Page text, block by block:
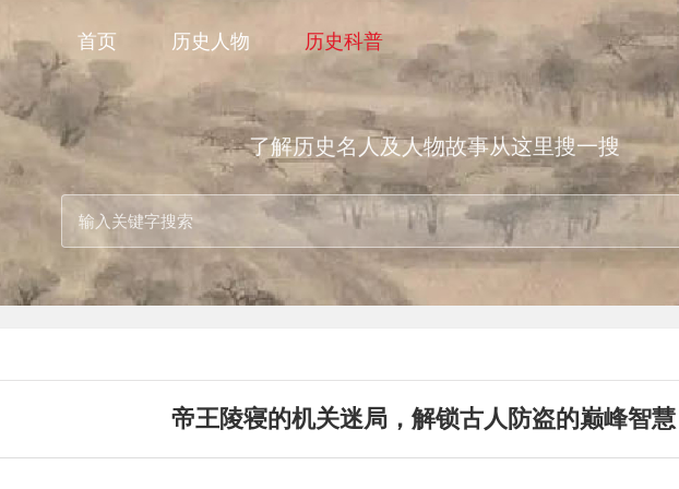
首页 历史人物 历史科普
了解历史名人及人物故事从这里搜一搜
帝王陵寝的机关迷局，解锁古人防盗的巅峰智慧